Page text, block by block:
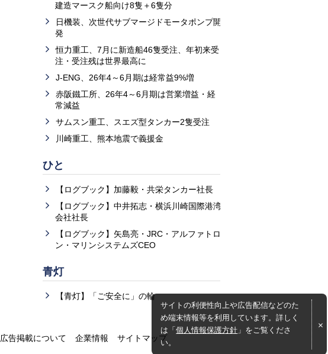
建造マースク船向け8隻＋6隻分
日機装、次世代サブマージドモータポンプ開
発
恒力重工、7月に新造船46隻受注、年初来受
注・受注残は世界最高に
J-ENG、26年4～6月期は経常益9%増
赤阪鐵工所、26年4～6月期は営業増益・経
常減益
サムスン重工、スエズ型タンカー2隻受注
川崎重工、熊本地震で義援金
ひと
【ログブック】加藤毅・共栄タンカー社長
【ログブック】中井拓志・横浜川崎国際港湾
会社社長
【ログブック】矢島亮・JRC・アルファトロ
ン・マリンシステムズCEO
青灯
【青灯】「ご安全に」の輪
サイトの利便性向上や広告配信などのた
め端末情報等を利用しています。詳しく
は「個人情報保護方針 」をご覧くださ
い。
広告掲載について 企業情報
サイトマップ